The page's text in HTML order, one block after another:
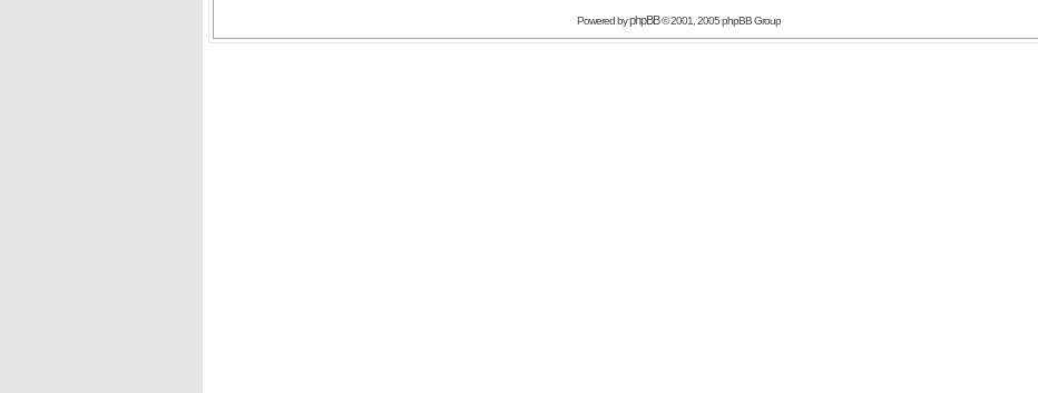
Powered byphpBB© 2001, 2005 phpBB Group